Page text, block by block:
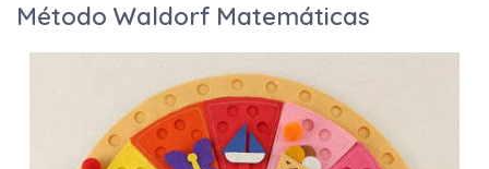
Método Waldorf Matemáticas